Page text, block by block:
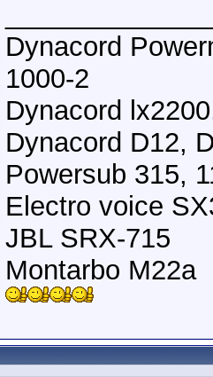
Dynacord
1000-2
Dynacord
Dynacord D12,
Powersub 315,
Electro voice
JBL SRX-715
Montarbo M22a